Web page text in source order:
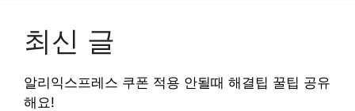
최신 글
알리익스프레스 쿠폰 적용 안될때 해결팁 꿀팁 공유
해요!